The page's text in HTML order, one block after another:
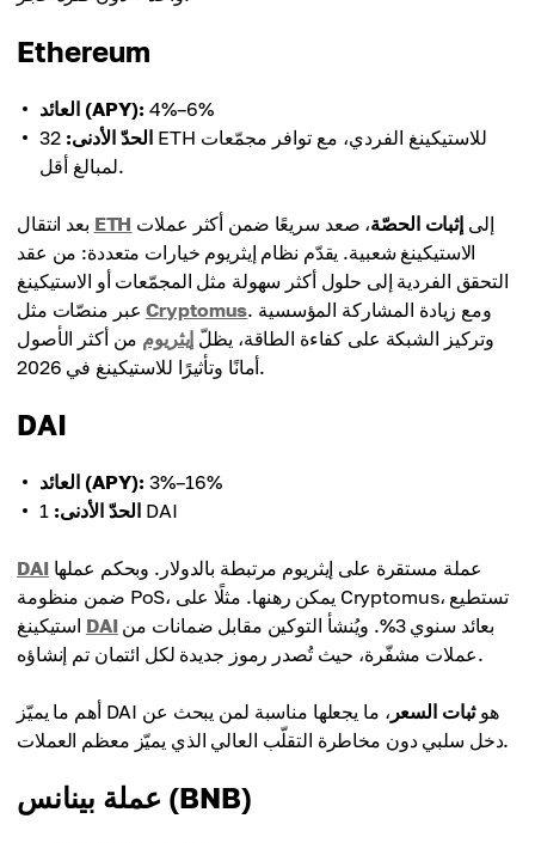
Ethereum
العائد (APY): 4%–6%
الحدّ الأدنى: 32 ETH للاستيكينغ الفردي، مع توافر مجمّعات
لمبالغ أقل.
ETH إلىإثبات الحصّة، صعد سريعًا ضمن أكثر عملات
الاستيكينغ شعبية. يقدّم نظام إيثريوم خيارات متعددة: من عقد
التحقق الفردية إلى حلول أكثر سهولة مثل المجمّعات أو الاستيكينغ
عبر منصّات مثلCryptomus. ومع زيادة المشاركة المؤسسية
وتركيز الشبكة على كفاءة الطاقة، يظلّ إيثريوم من أكثر الأصول
أمانًا وتأثيرًا للاستيكينغ في 2026.
DAI
العائد (APY): 3%–16%
الحدّ الأدنى: 1 DAI
DAIعملة مستقرة على إيثريوم مرتبطة بالدولار. وبحكم عملها
ضمن منظومة PoS، يمكن رهنها. مثلًا على Cryptomus، تستطيع
DAIبعائد سنوي 3%. ويُنشأ التوكين مقابل ضمانات من
عملات مشفّرة، حيث تُصدر رموز جديدة لكل ائتمان تم إنشاؤه.
أهم ما يميّز DAI هوثبات السعر ، ما يجعلها مناسبة لمن يبحث عن
دخل سلبي دون مخاطرة التقلّب العالي الذي يميّز معظم العملات.
عملة بينانس (BNB)